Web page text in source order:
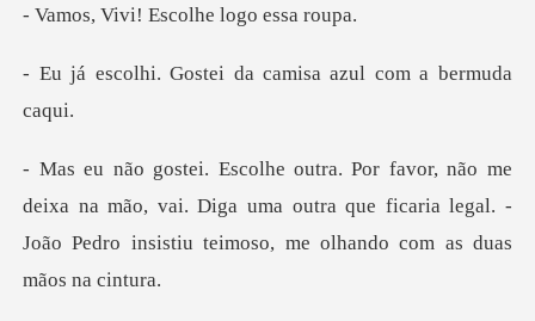
! Escolhe log
tei da camisa azul c
na mão, vai. Diga uma outra que ficaria legal. -
João Pedr